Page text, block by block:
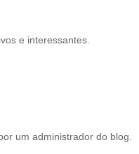
e interessantes.
um administrador do blog.